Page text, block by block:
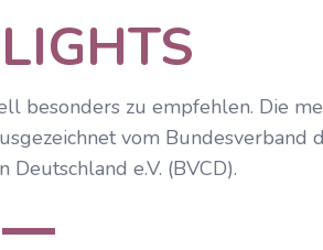
besonders zu empfehlen. Die
vom Bundesverband
e.V. (BVCD).